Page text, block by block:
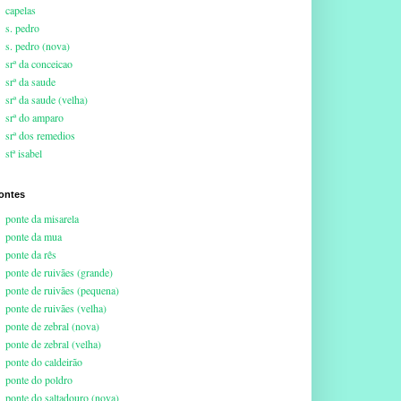
capelas
s. pedro
s. pedro (nova)
srª da conceicao
srª da saude
srª da saude (velha)
srª do amparo
srª dos remedios
stª isabel
ponte da misarela
ponte da mua
ponte da rês
ponte de ruivães (grande)
ponte de ruivães (pequena)
ponte de ruivães (velha)
ponte de zebral (nova)
ponte de zebral (velha)
ponte do caldeirão
ponte do poldro
ponte do saltadouro (nova)